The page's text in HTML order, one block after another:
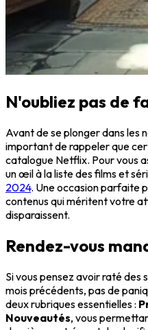
N'oubliez pas de
Avant de se plonger dans les
important de rappeler que
catalogue Netflix. Pour vous
un œil à la liste des films et
2024. Une occasion parfaite
contenus qui méritent votre
disparaissent.
Rendez-vous
Si vous pensez avoir raté
mois précédents, pas de
deux rubriques essentielles :
Nouveautés, vous